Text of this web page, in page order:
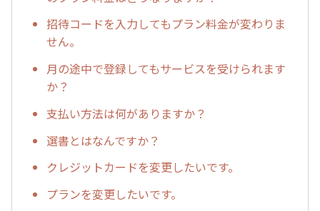
招待コードを入力してもプラン料金が変わりま
せん。
月の途中で登録してもサービスを受けられます
か？
支払い方法は何がありますか？
選書とはなんですか？
クレジットカードを変更したいです。
プランを変更したいです。